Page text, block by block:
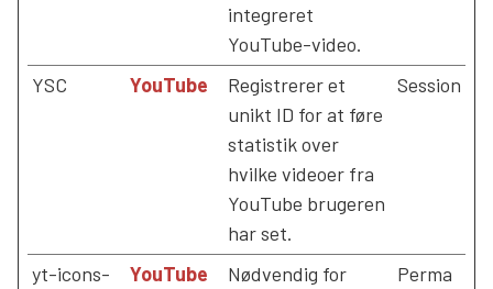
integreret
YouTube-video.
YSC YouTube
Registrerer et
unikt ID for at føre
statistik over
hvilke videoer fra
YouTube brugeren
har set.
Session
yt-icons-
YouTube
Nødvendig for
Perma